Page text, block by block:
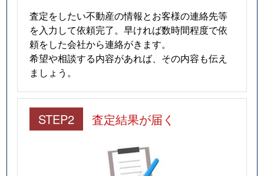
査定をしたい不動産の情報とお客様の連絡先等
を入力して依頼完了。早ければ数時間程度で依
頼をした会社から連絡がきます。
希望や相談する内容があれば、その内容も伝え
ましょう。
STEP2 査定結果が届く